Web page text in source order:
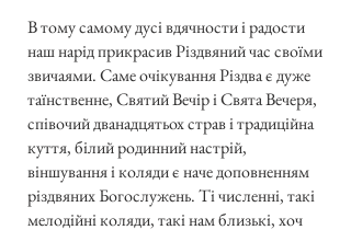
В тому самому дусі вдячности і радости
наш нарід прикрасив Різдвяний час своїми
звичаями. Саме очікування Різдва є дуже
таїнственне, Святий Вечір і Свята Вечеря,
співочий дванадцятьох страв і традиційна
куття, білий родинний настрій,
віншування і коляди є наче доповненням
різдвяних Богослужень. Ті численні, такі
мелодійні коляди, такі нам близькі, хоч